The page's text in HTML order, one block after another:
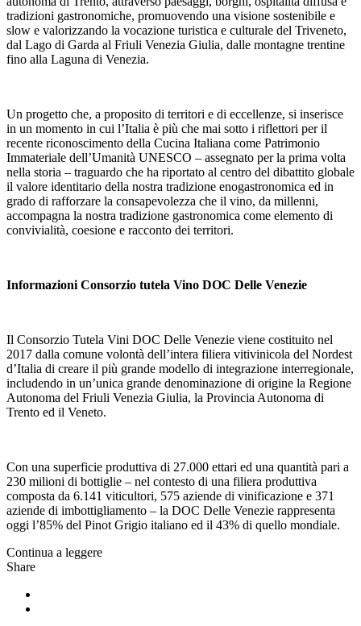
tradizioni gastronomiche, promuovendo una visione sostenibile e
slow e valorizzando la vocazione turistica e culturale del Triveneto,
dal Lago di Garda al Friuli Venezia Giulia, dalle montagne trentine
fino alla Laguna di Venezia.
Un progetto che, a proposito di territori e di eccellenze, si inserisce
in un momento in cui l’Italia è più che mai sotto i riflettori per il
recente riconoscimento della Cucina Italiana come Patrimonio
Immateriale dell’Umanità UNESCO – assegnato per la prima volta
nella storia – traguardo che ha riportato al centro del dibattito globale
il valore identitario della nostra tradizione enogastronomica ed in
grado di rafforzare la consapevolezza che il vino, da millenni,
accompagna la nostra tradizione gastronomica come elemento di
convivialità, coesione e racconto dei territori.
Informazioni Consorzio tutela Vino DOC Delle Venezie
Il Consorzio Tutela Vini DOC Delle Venezie viene costituito nel
2017 dalla comune volontà dell’intera filiera vitivinicola del Nordest
d’Italia di creare il più grande modello di integrazione interregionale,
includendo in un’unica grande denominazione di origine la Regione
Autonoma del Friuli Venezia Giulia, la Provincia Autonoma di
Trento ed il Veneto.
Con una superficie produttiva di 27.000 ettari ed una quantità pari a
230 milioni di bottiglie – nel contesto di una filiera produttiva
composta da 6.141 viticultori, 575 aziende di vinificazione e 371
aziende di imbottigliamento – la DOC Delle Venezie rappresenta
oggi l’85% del Pinot Grigio italiano ed il 43% di quello mondiale.
Continua a leggere
Share